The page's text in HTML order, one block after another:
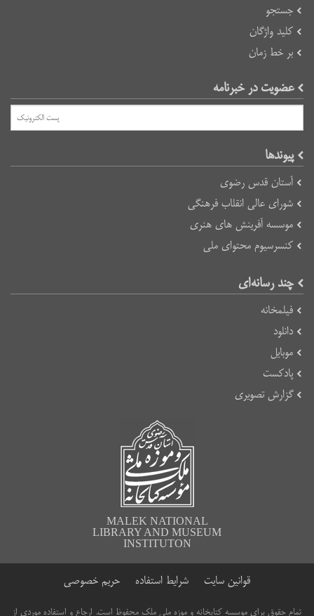
جستجو
کلید واژگان
بر خط زمان
عضویت در خبرنامه
پیوند‌ها
آستان قدس رضوی
شورای عالی انقلاب فرهنگی
موسسه آفرینش های هنری
کنسرسیوم محتوای ملی
چند رسانه‌ای
فیلمخانه
دانلود
موبایل
پادکست
گزارش تصویری
MALEK NATIONAL
LIBRARY AND MUSEUM
INSTITUTON
قوانین سایت شرایط استفاده حریم خصوصی
تمام حقوق برای موسسه کتابخانه و موزه ملی ملک محفوظ است. ارجاع و استفاده موردی از